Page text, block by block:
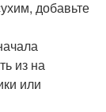
добавьте
из на
или